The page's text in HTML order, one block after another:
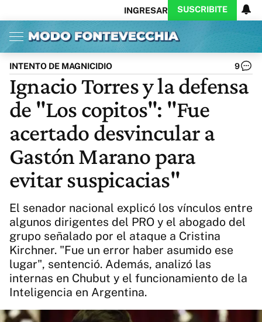
INGRESAR SUSCRIBITE
Inicio Ahora
Opinión
Política
Ciencia
Protagonistas
Cultura
Arte
Educación
Internacional
Deportes
CARAS
Exitoina
Turismo
Videos
Córdoba
Reperfilar
Business
Noticias
Caras
Exitoina
Gaming
Vivo
Diario del Juicio
Actualidad
INTENTO DE MAGNICIDIO 9
Ignacio Torres y la defensa
de "Los copitos": "Fue
acertado desvincular a
Gastón Marano para
evitar suspicacias"
El senador nacional explicó los vínculos entre
algunos dirigentes del PRO y el abogado del
grupo señalado por el ataque a Cristina
Kirchner. "Fue un error haber asumido ese
lugar", sentenció. Además, analizó las
internas en Chubut y el funcionamiento de la
Inteligencia en Argentina.